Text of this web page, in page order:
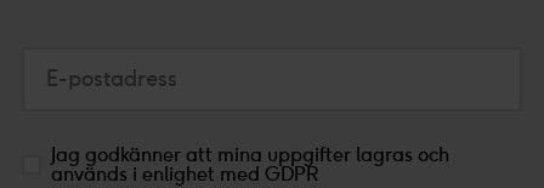
E-postadress
Jag godkänner att mina uppgifter lagras och
används i enlighet med GDPR